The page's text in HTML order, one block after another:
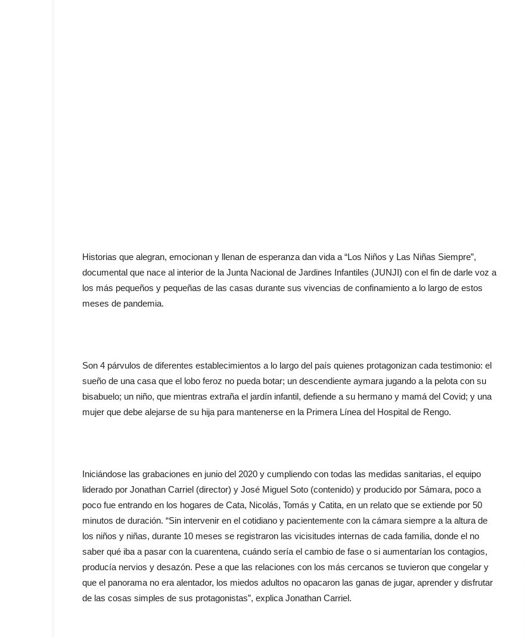
Historias que alegran, emocionan y llenan de esperanza dan vida a “Los Niños y Las Niñas Siempre”,
documental que nace al interior de la Junta Nacional de Jardines Infantiles (JUNJI) con el fin de darle voz a
los más pequeños y pequeñas de las casas durante sus vivencias de confinamiento a lo largo de estos
meses de pandemia.
Son 4 párvulos de diferentes establecimientos a lo largo del país quienes protagonizan cada testimonio: el
sueño de una casa que el lobo feroz no pueda botar; un descendiente aymara jugando a la pelota con su
bisabuelo; un niño, que mientras extraña el jardín infantil, defiende a su hermano y mamá del Covid; y una
mujer que debe alejarse de su hija para mantenerse en la Primera Línea del Hospital de Rengo.
Iniciándose las grabaciones en junio del 2020 y cumpliendo con todas las medidas sanitarias, el equipo
liderado por Jonathan Carriel (director) y José Miguel Soto (contenido) y producido por Sámara, poco a
poco fue entrando en los hogares de Cata, Nicolás, Tomás y Catita, en un relato que se extiende por 50
minutos de duración. “Sin intervenir en el cotidiano y pacientemente con la cámara siempre a la altura de
los niños y niñas, durante 10 meses se registraron las vicisitudes internas de cada familia, donde el no
saber qué iba a pasar con la cuarentena, cuándo sería el cambio de fase o si aumentarían los contagios,
producía nervios y desazón. Pese a que las relaciones con los más cercanos se tuvieron que congelar y
que el panorama no era alentador, los miedos adultos no opacaron las ganas de jugar, aprender y disfrutar
de las cosas simples de sus protagonistas”, explica Jonathan Carriel.